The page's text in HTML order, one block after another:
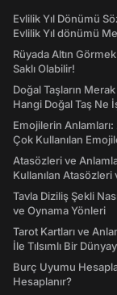
Evlilik Yıl Dönümü
Evlilik Yıl dönümü
Rüyada Altın
Saklı Olabilir!
Doğal Taşların
Hangi Doğal Taş Ne
Emojilerin
Çok Kullanılan
Atasözleri ve
Kullanılan Atasözleri
Tavla Diziliş Şekli
ve Oynama Yönleri
Tarot Kartları ve
İle Tılsımlı Bir
Burç Uyumu
Hesaplanır?